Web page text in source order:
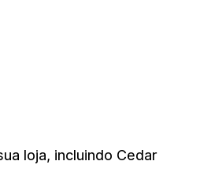
loja, incluindo Cedar